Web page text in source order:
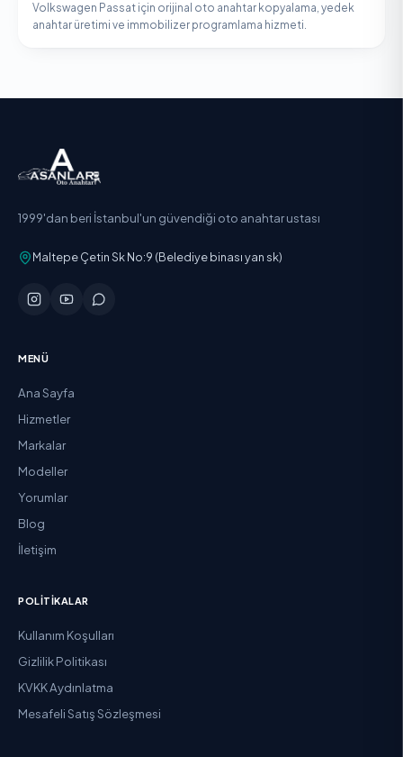
Volkswagen Passat için orijinal oto anahtar kopyalama, yedek
anahtar üretimi ve immobilizer programlama hizmeti.
1999'dan beri İstanbul'un güvendiği oto anahtar ustası
Maltepe Çetin Sk No:9 (Belediye binası yan sk)
MENÜ
Ana Sayfa
Hizmetler
Markalar
Modeller
Yorumlar
Blog
İletişim
POLITIKALAR
Kullanım Koşulları
Gizlilik Politikası
KVKK Aydınlatma
Mesafeli Satış Sözleşmesi